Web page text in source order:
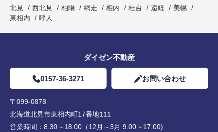
北見
西北見 柏陽 網走 相内 桂台 遠軽
美幌
東相内
呼人
ダイゼン不動産
0157-36-3271 お問い合わせ
〒099-0878
北海道北見市東相内町17番地111
営業時間： 8:30～18:00（12月～3月 9:00～17:00)